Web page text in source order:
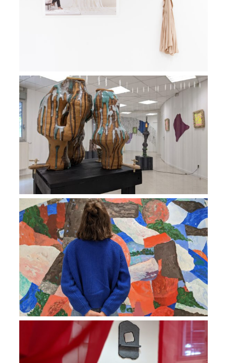
Exposition TRIP, 18 avenue du Plateau
VIEW
Exposition All Eyes – All Trails – Infinite
Directions
VIEW
Exposition Les marbrures des bancs ne
laissent pas les enfants indifférents